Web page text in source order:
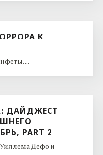
К
...
ДАЙДЖЕСТ
PART 2
Дефо и